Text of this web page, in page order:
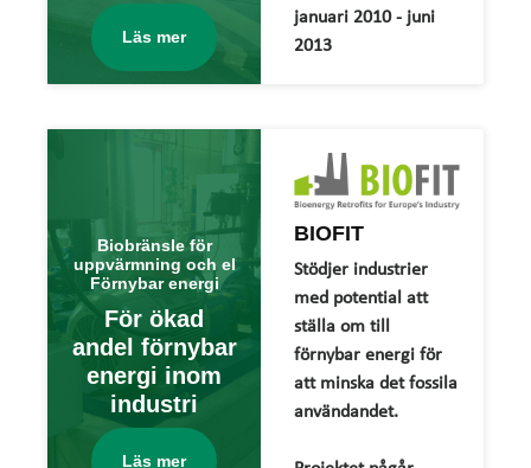
Läs mer
januari 2010 - juni
2013
Biobränsle för
uppvärmning och el
Förnybar energi
För ökad
andel förnybar
energi inom
industri
Läs mer
BIOFIT
Stödjer industrier
med potential att
ställa om till
förnybar energi för
att minska det fossila
användandet.